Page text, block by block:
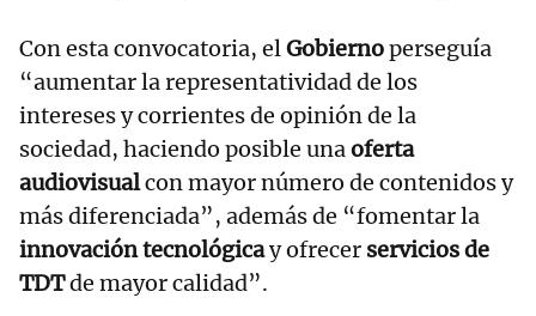
Con esta convocatoria, elGobiernoperseguía
“aumentar la representatividad de los
intereses y corrientes de opinión de la
sociedad, haciendo posible unaoferta
audiovisualcon mayor número de contenidos y
más diferenciada”, además de “fomentar la
innovación tecnológicay ofrecer servicios de
TDTde mayor calidad”.